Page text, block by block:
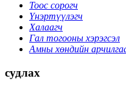
Тоос сорогч
Үнэртүүлэгч
Халаагч
Гал тогооны хэрэгсэл
Амны хөндийн
судлах